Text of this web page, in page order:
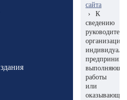
сайта
›
К
сведению
организаций,
работы
или
оказывающих